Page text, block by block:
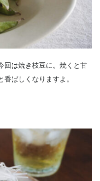
回は焼き枝豆に。焼くと甘
ばしくなりますよ。